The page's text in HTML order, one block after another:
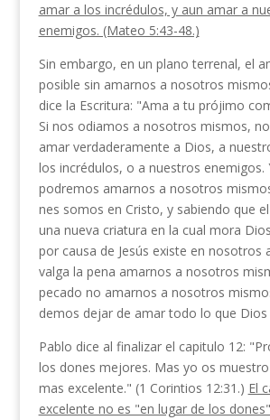
amar a los incrédulos, y aun amar a
enemigos. (Mateo 5:43-48.)
Sin embargo, en un plano terrenal, el
posible sin amarnos a nosotros
dice la Escritura: "Ama a tu prójimo
Si nos odiamos a nosotros mismos,
amar verdaderamente a Dios, a
los incrédulos, o a nuestros enemigos.
podremos amarnos a nosotros
nes somos en Cristo, y sabiendo que
una nueva criatura en la cual mora
por causa de Jesús existe en nosotros
valga la pena amarnos a nosotros
pecado no amarnos a nosotros
demos dejar de amar todo lo que Dios
Pablo dice al finalizar el capitulo 12:
los dones mejores. Mas yo os
mas excelente." (1 Corintios 12:31.) El
excelente no es "en lugar de los